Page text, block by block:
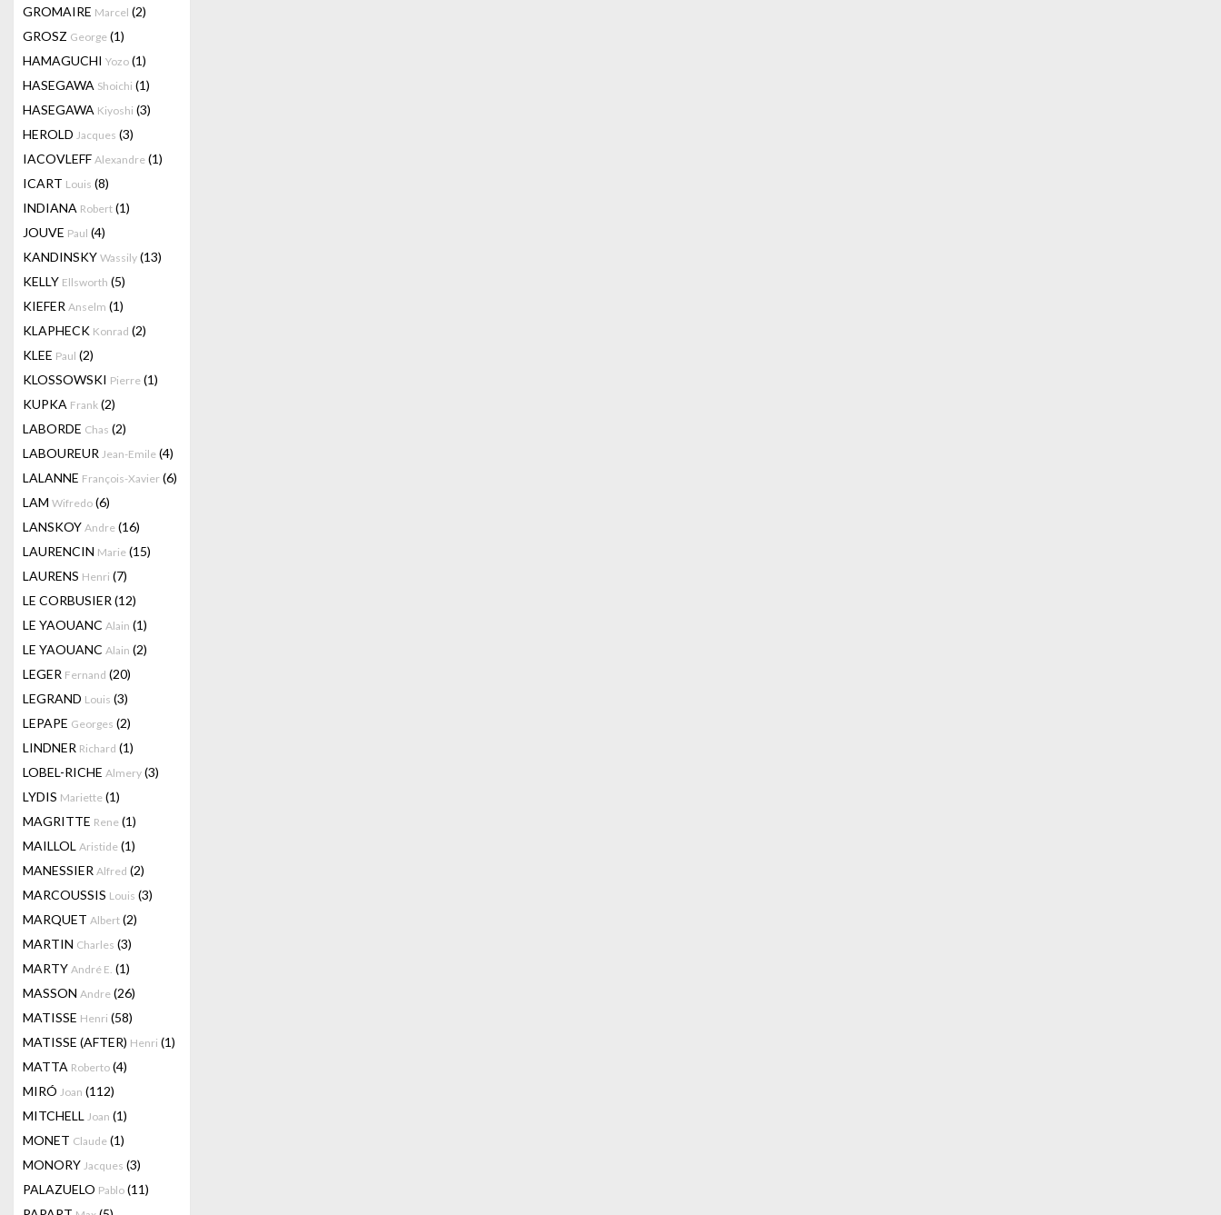
GROMAIRE Marcel (2)
GROSZ George (1)
HAMAGUCHI Yozo (1)
HASEGAWA Shoichi (1)
HASEGAWA Kiyoshi (3)
HEROLD Jacques (3)
IACOVLEFF Alexandre (1)
ICART Louis (8)
INDIANA Robert (1)
JOUVE Paul (4)
KANDINSKY Wassily (13)
KELLY Ellsworth (5)
KIEFER Anselm (1)
KLAPHECK Konrad (2)
KLEE Paul (2)
KLOSSOWSKI Pierre (1)
KUPKA Frank (2)
LABORDE Chas (2)
LABOUREUR Jean-Emile (4)
LALANNE François-Xavier (6)
LAM Wifredo (6)
LANSKOY Andre (16)
LAURENCIN Marie (15)
LAURENS Henri (7)
LE CORBUSIER (12)
LE YAOUANC Alain (1)
LE YAOUANC Alain (2)
LEGER Fernand (20)
LEGRAND Louis (3)
LEPAPE Georges (2)
LINDNER Richard (1)
LOBEL-RICHE Almery (3)
LYDIS Mariette (1)
MAGRITTE Rene (1)
MAILLOL Aristide (1)
MANESSIER Alfred (2)
MARCOUSSIS Louis (3)
MARQUET Albert (2)
MARTIN Charles (3)
MARTY André E. (1)
MASSON Andre (26)
MATISSE Henri (58)
MATISSE (AFTER) Henri (1)
MATTA Roberto (4)
MIRÓ Joan (112)
MITCHELL Joan (1)
MONET Claude (1)
MONORY Jacques (3)
PALAZUELO Pablo (11)